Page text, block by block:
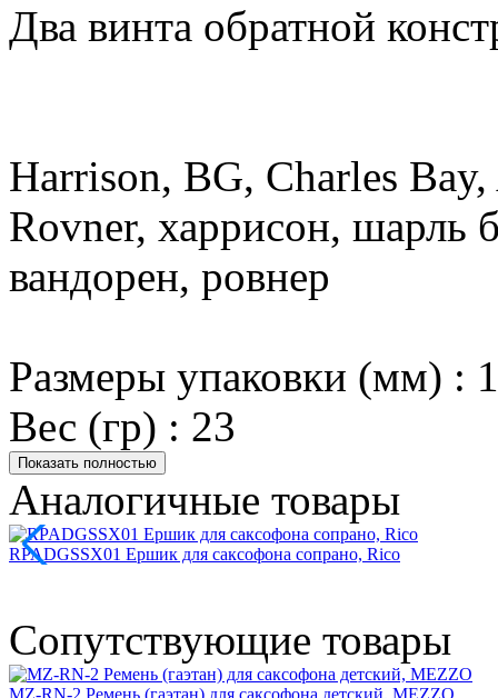
Два винта обратной
Harrison, BG, Charles
Rovner, харрисон, шарль
вандорен, ровнер
Размеры упаковки (мм) :
Вес (гр) : 23
Показать полностью
Аналогичные товары
RPADGSSX01 Ершик для саксофона сопрано, Rico
Сопутствующие товары
MZ-RN-2 Ремень (гаэтан) для саксофона детский, MEZZO